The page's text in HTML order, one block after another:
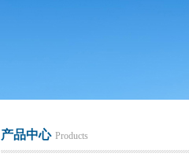
产品中心 Products